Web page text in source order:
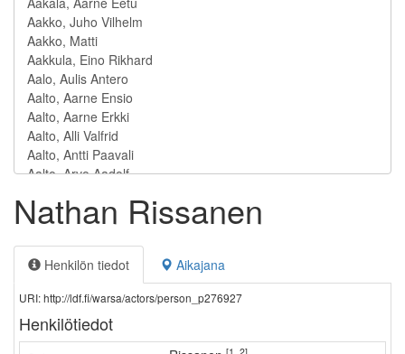
Nathan Rissanen
Henkilön tiedot Aikajana
URI: http://ldf.fi/warsa/actors/person_p276927
Henkilötiedot